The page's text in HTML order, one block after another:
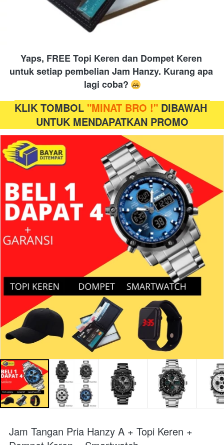
Yaps, FREE Topi Keren dan Dompet Keren
untuk setiap pembelian Jam Hanzy. Kurang apa
lagi coba?
KLIK TOMBOL "MINAT BRO !" DIBAWAH
UNTUK MENDAPATKAN PROMO
Jam Tangan Pria Hanzy A + Topi Keren +